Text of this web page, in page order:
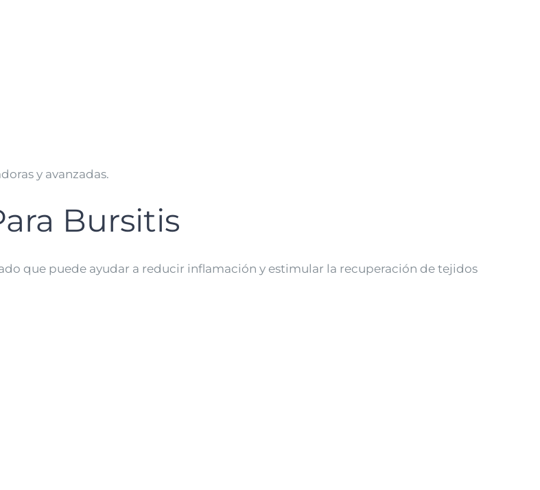
y avanzadas.
Bursitis
que puede ayudar a reducir inflamación y estimular la recuperación de tejidos